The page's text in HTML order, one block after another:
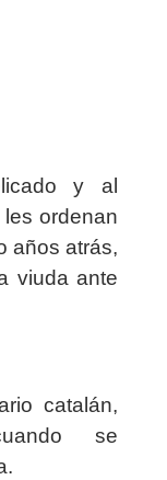
y al
ordenan
años atrás,
viuda ante
catalán,
se